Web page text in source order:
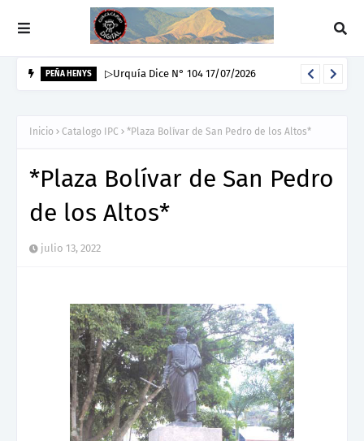
PEÑA HENYS ▷Urquía Dice N° 104 17/07/2026
Inicio Catalogo IPC *Plaza Bolívar de San Pedro de los Altos*
*Plaza Bolívar de San Pedro
de los Altos*
julio 13, 2022